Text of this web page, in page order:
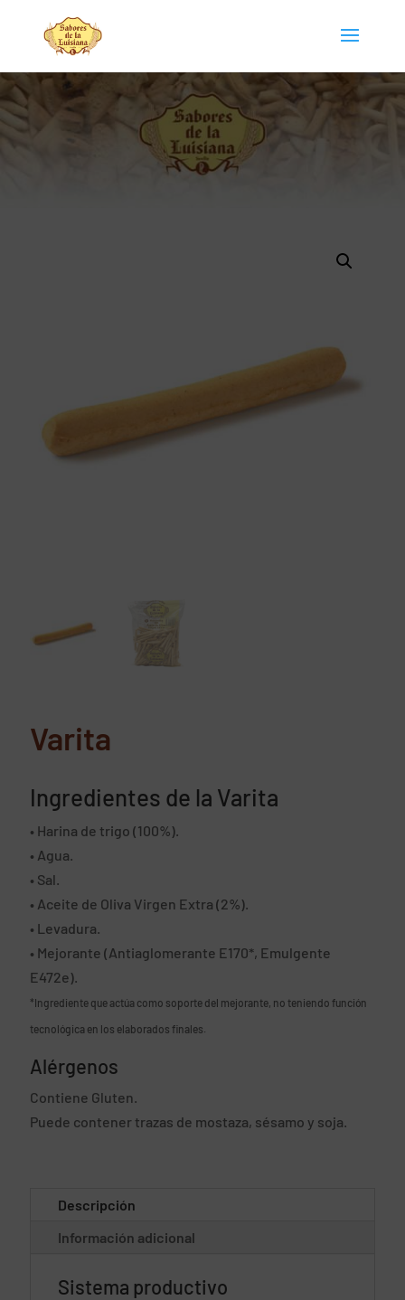
Varita
Ingredientes de la Varita
• Harina de trigo (100%).
• Agua.
• Sal.
• Aceite de Oliva Virgen Extra (2%).
• Levadura.
• Mejorante (Antiaglomerante E170*, Emulgente
E472e).
*Ingrediente que actúa como soporte del mejorante, no teniendo función
tecnológica en los elaborados finales.
Alérgenos
Contiene Gluten.
Puede contener trazas de mostaza, sésamo y soja.
Descripción
Información adicional
Sistema productivo